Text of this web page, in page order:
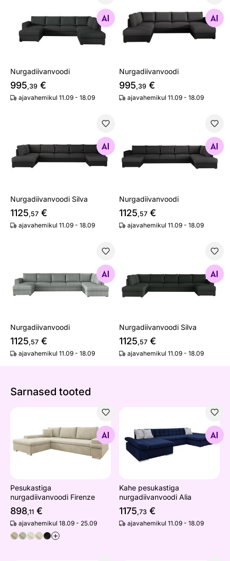
Otsi sarnaseid
Nurgadiivanvoodi
995,39 €
ajavahemikul 11.09 - 18.09
Otsi sarnaseid
Nurgadiivanvoodi
995,39 €
ajavahemikul 11.09 - 18.09
Otsi sarnaseid
Nurgadiivanvoodi Silva
1125,57 €
ajavahemikul 11.09 - 18.09
Otsi sarnaseid
Nurgadiivanvoodi
1125,57 €
ajavahemikul 11.09 - 18.09
Otsi sarnaseid
Nurgadiivanvoodi
1125,57 €
ajavahemikul 11.09 - 18.09
Otsi sarnaseid
Nurgadiivanvoodi Silva
1125,57 €
ajavahemikul 11.09 - 18.09
Sarnased tooted
Otsi sarnaseid
Pesukastiga
nurgadiivanvoodi Firenze
898,11 €
ajavahemikul 18.09 - 25.09
+
Otsi sarnaseid
Kahe pesukastiga
nurgadiivanvoodi Alia
1175,73 €
ajavahemikul 11.09 - 18.09